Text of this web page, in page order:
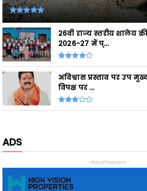
26वी राज्य स्तरीय शालेय
2026-27 में प्...
अविश्वास प्रस्ताव पर उप
विपक्ष पर ...
ADS